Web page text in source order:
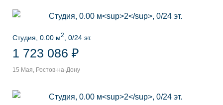
Студия, 0.00 м2 , 0/24 эт.
1 723 086 ₽
15 Мая, Ростов-на-Дону